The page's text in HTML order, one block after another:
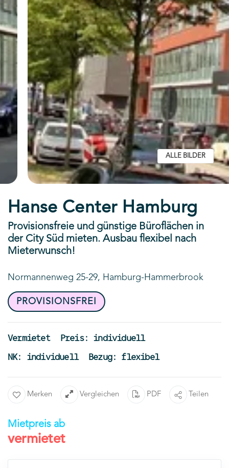
ALLE BILDER
Hanse Center Hamburg
Provisionsfreie und günstige Büroflächen in
der City Süd mieten. Ausbau flexibel nach
Mieterwunsch!
Normannenweg 25-29, Hamburg-Hammerbrook
PROVISIONSFREI
Vermietet
Preis: individuell
NK: individuell
Bezug: flexibel
Merken Vergleichen PDF Teilen
Mietpreis ab
vermietet